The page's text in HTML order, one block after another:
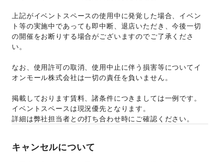
上記がイベントスペースの使用中に発覚した場合、イベン
ト等の実施中であっても即中断、退店いただき、今後一切
の開催をお断りする場合がございますのでご了承くださ
い。
なお、使用許可の取消、使用中止に伴う損害等についてイ
オンモール株式会社は一切の責任を負いません。
掲載しております賃料、諸条件につきましては一例です。
イベントスペースは現況優先となります。
詳細は弊社担当者との打ち合わせ時にご確認ください。
キャンセルについて